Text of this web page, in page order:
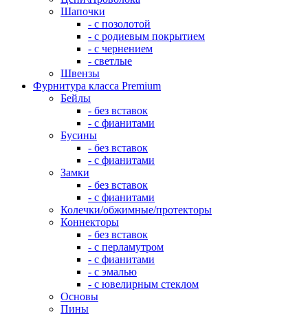
Шапочки
- с позолотой
- с родиевым покрытием
- с чернением
- светлые
Швензы
Фурнитура класса Premium
Бейлы
- без вставок
- с фианитами
Бусины
- без вставок
- с фианитами
Замки
- без вставок
- с фианитами
Колечки/обжимные/протекторы
Коннекторы
- без вставок
- с перламутром
- с фианитами
- с эмалью
- с ювелирным стеклом
Основы
Пины